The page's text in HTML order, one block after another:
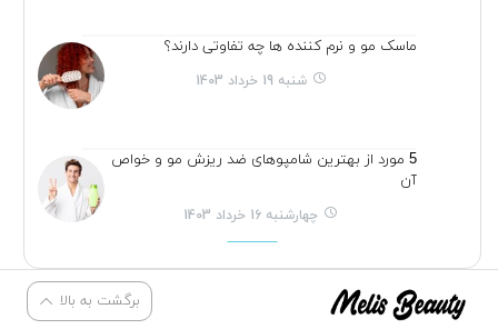
ماسک مو و نرم کننده ها چه تفاوتی دارند؟
شنبه 19 خرداد 1403
5 مورد از بهترین شامپوهای ضد ریزش مو و خواص
آن
چهارشنبه 16 خرداد 1403
برگشت به بالا